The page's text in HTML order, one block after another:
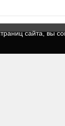
сайта, вы